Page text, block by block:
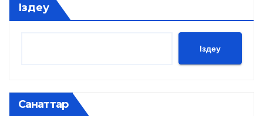
Іздеу
Іздеу
Санаттар